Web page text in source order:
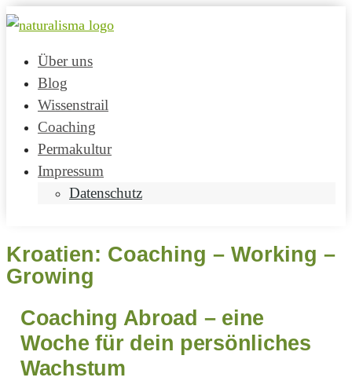
Über uns
Blog
Wissenstrail
Coaching
Permakultur
Impressum
Datenschutz
Kroatien: Coaching – Working –
Growing
Coaching Abroad – eine
Woche für dein persönliches
Wachstum